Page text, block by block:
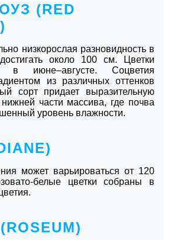
(RED
низкорослая разновидность в
около 100 см. Цветки
июне–августе. Соцветия
из различных оттенков
сорт придает выразительную
нижней части массива, где почва
уровень влажности.
может варьироваться от 120
белые цветки собраны в